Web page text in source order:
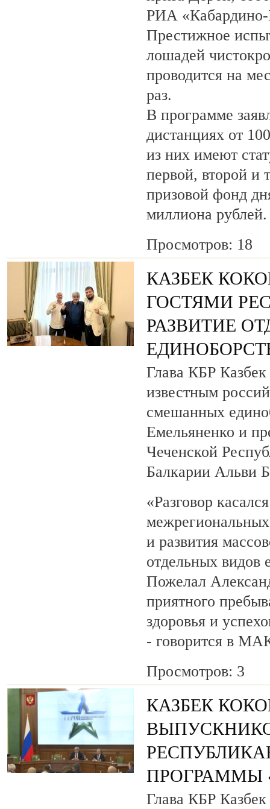
РИА «Кабардино-
Престижное
лошадей
проводится на
раз.
В программе
дистанциях от
из них имеют
первой, второй и
призовой фонд
миллиона рублей.
Просмотров: 18
КАЗБЕК
ГОСТЯМИ
РАЗВИТИЕ
Глава КБР Казбек
известным
смешанных
Емельяненко и
Чеченской
Балкарии Альви
«Разговор
и развития
отдельных видов
Пожелал
приятного
здоровья и
- говорится в
Просмотров: 3
КАЗБЕК
ПРОГРАММЫ
Глава КБР Казбек